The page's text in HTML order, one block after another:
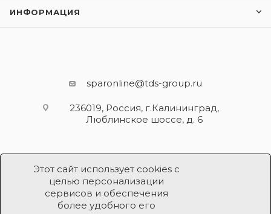
Этот сайт использует cookies с
целью персонализации
сервисов и обеспечения
более удобного его
ИНФОРМАЦИЯ
sparonline@tds-group.ru
236019, Россия, г.Калининград,
Люблинское шоссе, д. 6